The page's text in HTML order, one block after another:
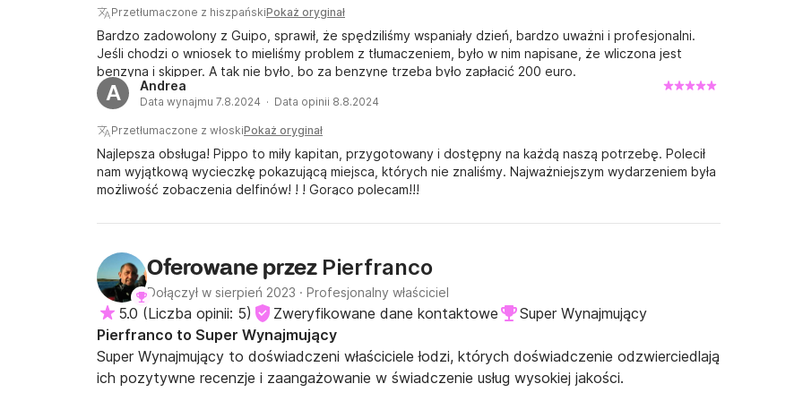
Przetłumaczone z hiszpańskiPokaż oryginał
Bardzo zadowolony z Guipo, sprawił, że spędziliśmy wspaniały dzień, bardzo uważni i profesjonalni.
Jeśli chodzi o wniosek to mieliśmy problem z tłumaczeniem, było w nim napisane, że wliczona jest
benzyna i skipper. A tak nie było, bo za benzynę trzeba było zapłacić 200 euro.
A Andrea
Data wynajmu 7.8.2024 · Data opinii 8.8.2024
Przetłumaczone z włoskiPokaż oryginał
Najlepsza obsługa! Pippo to miły kapitan, przygotowany i dostępny na każdą naszą potrzebę. Polecił
nam wyjątkową wycieczkę pokazującą miejsca, których nie znaliśmy. Najważniejszym wydarzeniem była
możliwość zobaczenia delfinów! ! ! Gorąco polecam!!!
Oferowane przez Pierfranco
Dołączył w sierpień 2023 · Profesjonalny właściciel
5.0 (Liczba opinii: 5) Zweryfikowane dane kontaktowe
Super Wynajmujący
Pierfranco to Super Wynajmujący
Super Wynajmujący to doświadczeni właściciele łodzi, których doświadczenie odzwierciedlają
ich pozytywne recenzje i zaangażowanie w świadczenie usług wysokiej jakości.